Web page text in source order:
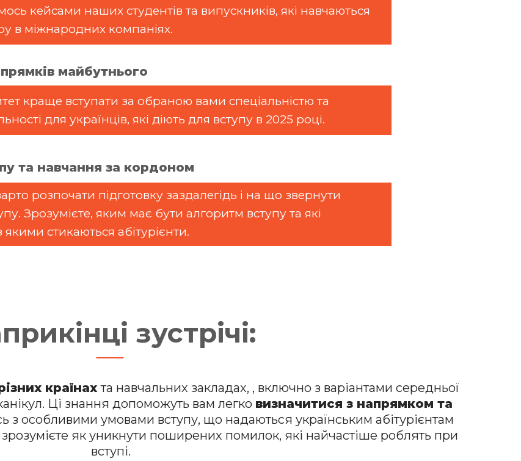
майбутнього
та навчання за кордоном
кейсами наших студентів та випускників, які навчаються
в міжнародних компаніях.
краще вступати за обраною вами спеціальністю та
для українців, які діють для вступу в 2025 році.
розпочати підготовку заздалегідь і на що звернути
Зрозумієте, яким має бути алгоритм вступу та які
стикаються абітурієнти.
зустрічі:
країнахта навчальних закладах, , включно з варіантами середньої
Ці знання допоможуть вам легко визначитися з напрямком та
з особливими умовами вступу, що надаються українським абітурієнтам
як уникнути поширених помилок, які найчастіше роблять при
вступі.